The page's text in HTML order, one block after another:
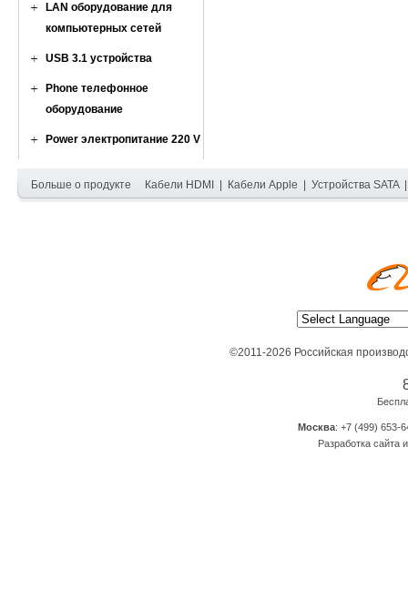
LAN оборудование для
компьютерных сетей
USB 3.1 устройства
Phone телефонное
оборудование
Power электропитание 220 V
Больше о продукте Кабели HDMI Кабели Apple Устройства SATA
©2011-2026 Российская
Москва: +7 (499) 653-
Разработка сайта